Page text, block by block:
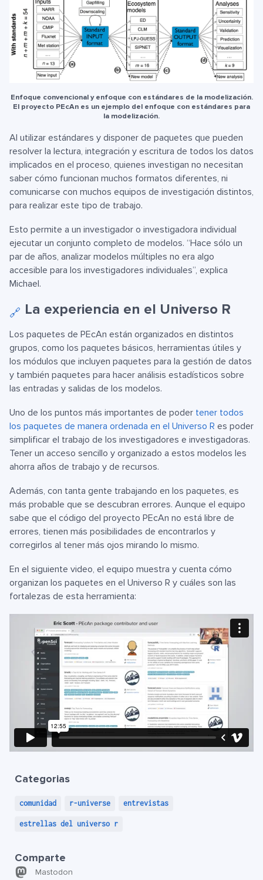
Enfoque convencional y enfoque con estándares de la modelización.
El proyecto PEcAn es un ejemplo del enfoque con estándares para
la modelización.
Al utilizar estándares y disponer de paquetes que pueden
resolver la lectura, integración y escritura de todos los datos
implicados en el proceso, quienes investigan no necesitan
saber cómo funcionan muchos formatos diferentes, ni
comunicarse con muchos equipos de investigación distintos,
para realizar este tipo de trabajo.
Esto permite a un investigador o investigadora individual
ejecutar un conjunto completo de modelos. “Hace sólo un
par de años, analizar modelos múltiples no era algo
accesible para los investigadores individuales”, explica
Michael.
🔗 La experiencia en el Universo R
Los paquetes de PEcAn están organizados en distintos
grupos, como los paquetes básicos, herramientas útiles y
los módulos que incluyen paquetes para la gestión de datos
y también paquetes para hacer análisis estadísticos sobre
las entradas y salidas de los modelos.
Uno de los puntos más importantes de poder tener todos
los paquetes de manera ordenada en el Universo R es poder
simplificar el trabajo de los investigadores e investigadoras.
Tener un acceso sencillo y organizado a estos modelos les
ahorra años de trabajo y de recursos.
Además, con tanta gente trabajando en los paquetes, es
más probable que se descubran errores. Aunque el equipo
sabe que el código del proyecto PEcAn no está libre de
errores, tienen más posibilidades de encontrarlos y
corregirlos al tener más ojos mirando lo mismo.
En el siguiente video, el equipo muestra y cuenta cómo
organizan los paquetes en el Universo R y cuáles son las
fortalezas de esta herramienta:
Categorias
comunidad r-universe entrevistas
estrellas del universo r
Comparte
Mastodon